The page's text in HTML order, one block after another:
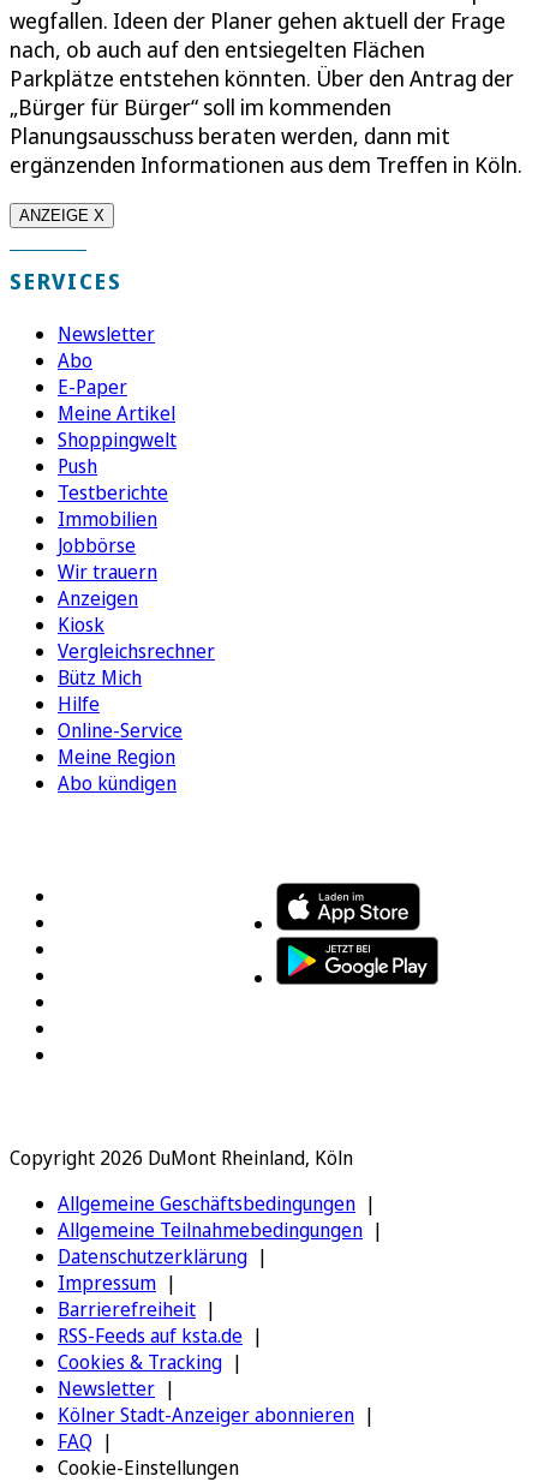
wegfallen. Ideen der Planer gehen aktuell der Frage
nach, ob auch auf den entsiegelten Flächen
Parkplätze entstehen könnten. Über den Antrag der
„Bürger für Bürger“ soll im kommenden
Planungsausschuss beraten werden, dann mit
ergänzenden Informationen aus dem Treffen in Köln.
ANZEIGE X
SERVICES
Newsletter
Abo
E-Paper
Meine Artikel
Shoppingwelt
Push
Testberichte
Immobilien
Jobbörse
Wir trauern
Anzeigen
Kiosk
Vergleichsrechner
Bütz Mich
Hilfe
Online-Service
Meine Region
Abo kündigen
Copyright 2026 DuMont Rheinland, Köln
Allgemeine Geschäftsbedingungen
Allgemeine Teilnahmebedingungen
Datenschutzerklärung
Impressum
Barrierefreiheit
RSS-Feeds auf ksta.de
Cookies & Tracking
Newsletter
Kölner Stadt-Anzeiger abonnieren
FAQ
Cookie-Einstellungen